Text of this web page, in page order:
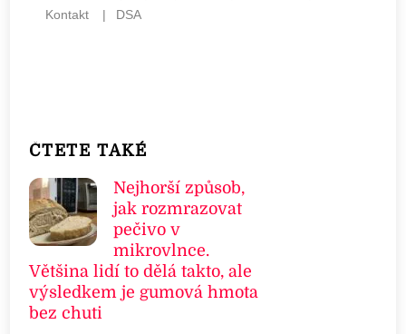
ČTETE TAKÉ
Nejhorší způsob,
jak rozmrazovat
pečivo v
mikrovlnce.
Většina lidí to dělá takto, ale
výsledkem je gumová hmota
bez chuti